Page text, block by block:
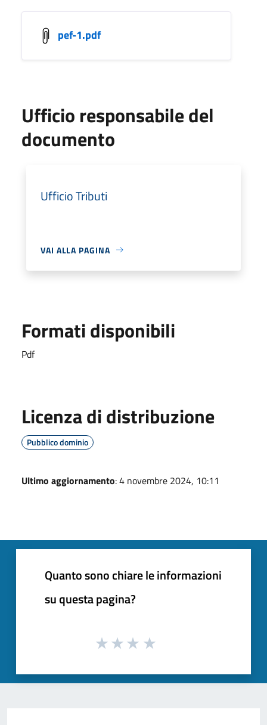
pef-1.pdf
Ufficio responsabile del
documento
Ufficio Tributi
VAI ALLA PAGINA
Formati disponibili
Pdf
Licenza di distribuzione
Pubblico dominio
Ultimo aggiornamento: 4 novembre 2024, 10:11
Quanto sono chiare le informazioni
su questa pagina?